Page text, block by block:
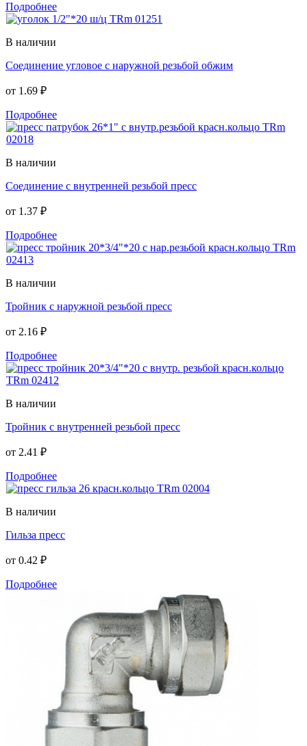
Подробнее
В наличии
Соединение угловое с наружной резьбой обжим
от 1.69 ₽
Подробнее
В наличии
Соединение с внутренней резьбой пресс
от 1.37 ₽
Подробнее
В наличии
Тройник с наружной резьбой пресс
от 2.16 ₽
Подробнее
В наличии
Тройник с внутренней резьбой пресс
от 2.41 ₽
Подробнее
В наличии
Гильза пресс
от 0.42 ₽
Подробнее